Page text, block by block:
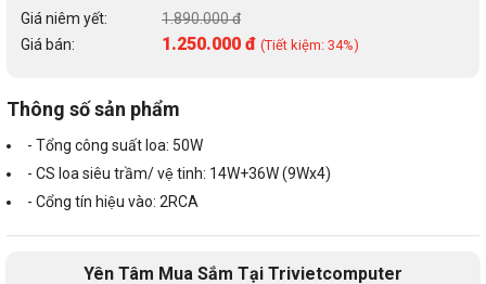
Giá niêm yết:
1.890.000 đ
Giá bán:
1.250.000 đ (Tiết kiệm: 34%)
Thông số sản phẩm
- Tổng công suất loa: 50W
- CS loa siêu trầm/ vệ tinh: 14W+36W (9Wx4)
- Cổng tín hiệu vào: 2RCA
Yên Tâm Mua Sắm Tại Trivietcomputer